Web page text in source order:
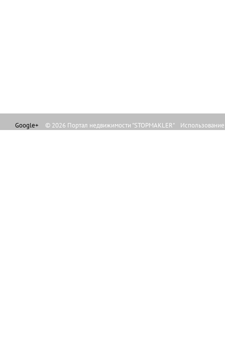
Google+ © 2026 Портал недвижимости "STOPMAKLER"